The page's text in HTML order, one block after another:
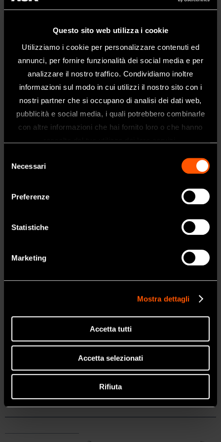
Questo sito web utilizza i cookie
Utilizziamo i cookie per personalizzare contenuti ed
annunci, per fornire funzionalità dei social media e per
analizzare il nostro traffico. Condividiamo inoltre
informazioni sul modo in cui utilizzi il nostro sito con i
nostri partner che si occupano di analisi dei dati web,
pubblicità e social media, i quali potrebbero combinarle
con altre informazioni che hai fornito loro o che hanno
Necessari
Preferenze
Statistiche
Marketing
Mostra dettagli
Accetta tutti
Accetta selezionati
Rifiuta
Benvenuti nel sito web di NSK Dental
Italy
Pana-Max2
Basic
Scopri di più